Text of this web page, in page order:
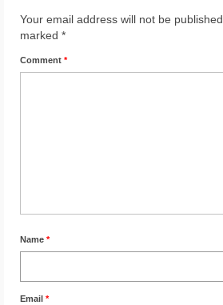
Par Mums
Your email address will not be published.
marked *
Comment *
Name *
Email *